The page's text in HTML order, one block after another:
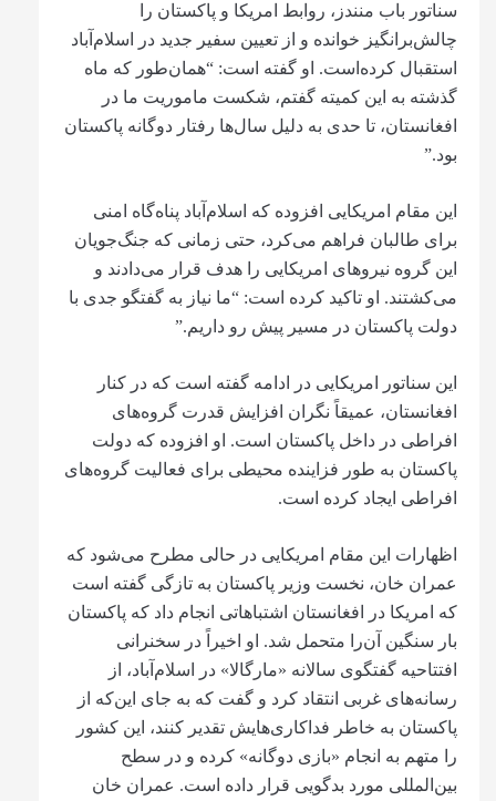
سناتور باب منندز، روابط امریکا و پاکستان را
چالش‌برانگیز خوانده و از تعیین سفیر جدید در اسلام‌آباد
استقبال کرده‌است. او گفته است: “همان‌طور که ماه
گذشته به این کمیته گفتم، شکست ماموریت ما در
افغانستان، تا حدی به دلیل سال‌ها رفتار دوگانه پاکستان
بود.”
این مقام امریکایی افزوده‌ که اسلام‌آباد پناه‌گاه امنی
برای طالبان فراهم می‌کرد، حتی زمانی که جنگ‌جویان
این گروه نیروهای امریکایی را هدف قرار می‌دادند و
می‌کشتند. او تاکید کرده است: “ما نیاز به گفتگو جدی با
دولت پاکستان در مسیر پیش رو داریم.”
این سناتور امریکایی در ادامه گفته است که در کنار
افغانستان، عمیقاً نگران افزایش قدرت گروه‌های
افراطی در داخل پاکستان است. او افزوده‌ که دولت
پاکستان به طور فزاینده محیطی برای فعالیت گروه‌های
افراطی ایجاد کرده است.
اظهارات این مقام امریکایی در حالی مطرح می‌شود که
عمران خان، نخست وزیر پاکستان به تازگی گفته است
که امریکا در افغانستان اشتباهاتی انجام داد که پاکستان
بار سنگین آن‌را متحمل شد. او اخیراً در سخنرانی
افتتاحیه گفتگوی سالانه «مارگالا» در اسلام‌آباد، از
رسانه‌های غربی انتقاد کرد و گفت که به جای این‌که از
پاکستان به خاطر فداکاری‌هایش تقدیر کنند، این کشور
را متهم به انجام «بازی دوگانه» کرده و در سطح
بین‌المللی مورد بدگویی قرار داده‌ است. عمران خان